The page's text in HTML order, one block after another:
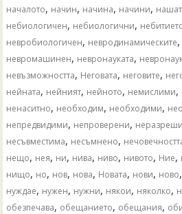
началото, начин, начина, начини,
небиологичен, небиологични,
невробиологичен, невродинамическите,
невромашинен, невронауката,
невъзможността, Неговата, неговите,
нейната, нейният, нейното, немислими,
ненаситно, необходим, необходими,
непредвидими, непроверени,
несъвместима, несъмнено,
нещо, нея, ни, нива, ниво, нивото, Ние,
нищо, но, нов, нова, Новата, нови, ново,
нуждае, нужен, нужни, някои, няколко,
обезпечава, обещанието, обещания,